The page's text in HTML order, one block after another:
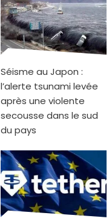
Séisme au Japon :
l’alerte tsunami levée
après une violente
secousse dans le sud
du pays